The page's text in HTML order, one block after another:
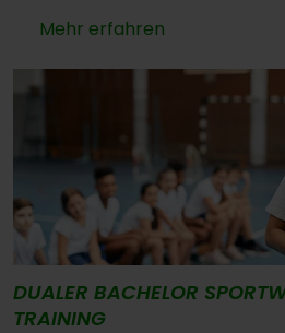
Mehr erfahren
DUALER BACHELOR
TRAINING